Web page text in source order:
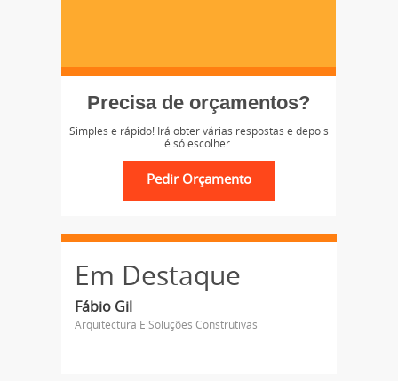
Precisa de orçamentos?
Simples e rápido! Irá obter várias respostas e depois
é só escolher.
Em Destaque
Fábio Gil
Arquitectura E Soluções Construtivas